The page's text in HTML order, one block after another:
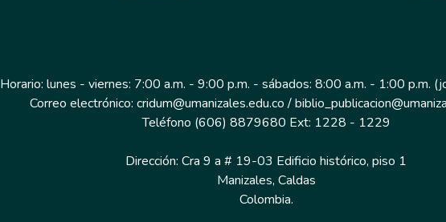
Horario: lunes - viernes: 7:00 a.m. - 9:00 p.m. - sábados: 8:00 a.m. - 1:00 p.m.
Correo electrónico: cridum@umanizales.edu.co /
Teléfono (606) 8879680 Ext: 1228 - 1229
Dirección: Cra 9 a # 19-03 Edificio histórico, piso 1
Manizales, Caldas
Colombia.